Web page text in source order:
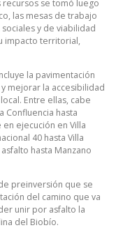
se tomó luego
las mesas de trabajo
y de viabilidad
impacto territorial,
la pavimentación
mejorar la accesibilidad
Entre ellas, cabe
Confluencia hasta
ejecución en Villa
40 hasta Villa
hasta Manzano
preinversión que se
del camino que va
unir por asfalto la
del Biobío.